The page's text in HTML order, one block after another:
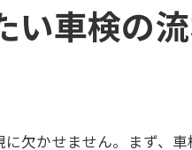
テップを徹底解説
重視すべき技術力
の充実度を確認
い車検の
欠かせません。まず、